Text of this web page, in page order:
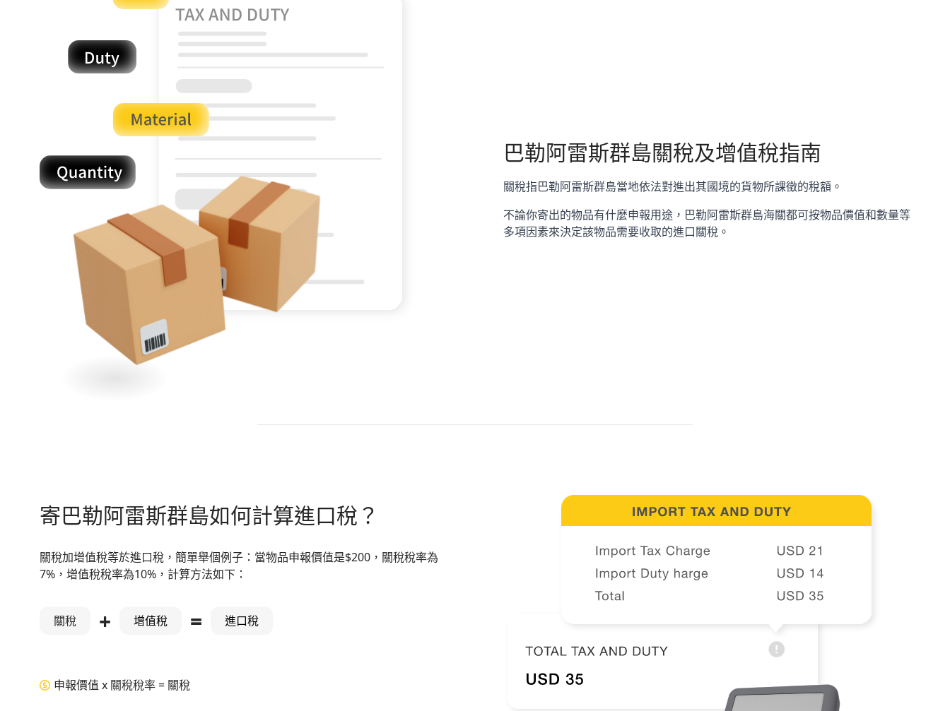
巴勒阿雷斯群島關稅及增值稅指南
關稅指巴勒阿雷斯群島當地依法對進出其國境的貨物所課徵的稅額。
不論你寄出的物品有什麼申報用途，巴勒阿雷斯群島海關都可按物品價值和數量等
多項因素來決定該物品需要收取的進口關稅。
寄巴勒阿雷斯群島如何計算進口稅？
關稅加增值稅等於進口稅，簡單舉個例子：當物品申報價值是$200，關稅稅率為
7%，增值稅稅率為10%，計算方法如下：
關稅 + 增值稅 = 進口稅
申報價值 x 關稅稅率 = 關稅